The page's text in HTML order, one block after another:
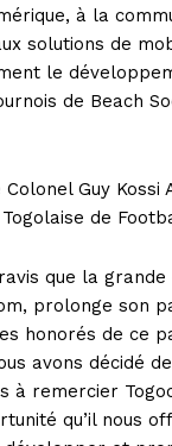
à la
solutions de
le
de Beach
Guy Kossi
de
que la
prolonge son
honorés de ce
avons décidé
à remercier
qu’il nous